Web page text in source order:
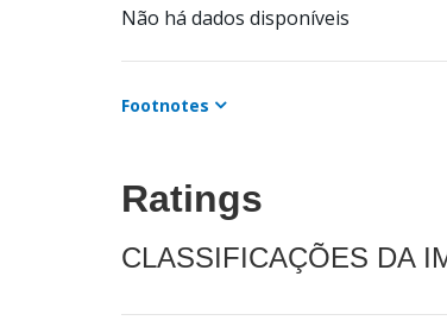
Não há dados disponíveis
Footnotes
Ratings
CLASSIFICAÇÕES DA